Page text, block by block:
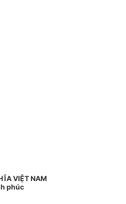
VIỆT NAM
phúc